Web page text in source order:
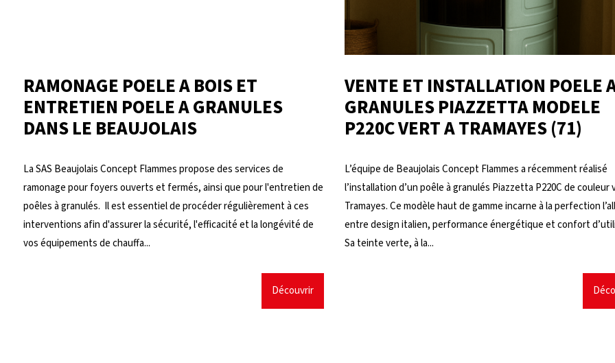
RAMONAGE POELE A BOIS ET
ENTRETIEN POELE A GRANULES
DANS LE BEAUJOLAIS
La SAS Beaujolais Concept Flammes propose des services de
ramonage pour foyers ouverts et fermés, ainsi que pour l'entretien de
poêles à granulés. Il est essentiel de procéder régulièrement à ces
interventions afin d'assurer la sécurité, l'efficacité et la longévité de
vos équipements de chauffa...
Découvrir
VENTE ET INSTALLATION POELE
GRANULES PIAZZETTA MODELE
P220C VERT A TRAMAYES (71)
L’équipe de Beaujolais Concept Flammes a récemment réalisé
l’installation d’un poêle à granulés Piazzetta P220C de couleur
Tramayes. Ce modèle haut de gamme incarne à la perfection
entre design italien, performance énergétique et confort
Sa teinte verte, à la...